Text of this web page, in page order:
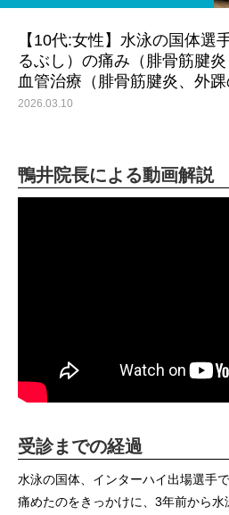
【10代:女性】水泳の国体選
るぶし）の痛み（腓骨筋腱
血管治療（腓骨筋腱炎、外踝
2026.03.10
鴨井院長による動画解説
受診までの経過
水泳の国体、インターハイ出場選手
痛めたのをきっかけに、3年前から水